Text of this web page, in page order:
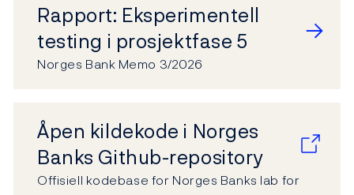
Rapport: Eksperimentell
testing i prosjektfase 5
Norges Bank Memo 3/2026
Åpen kildekode i Norges
Banks Github-repository
Offisiell kodebase for Norges Banks lab for